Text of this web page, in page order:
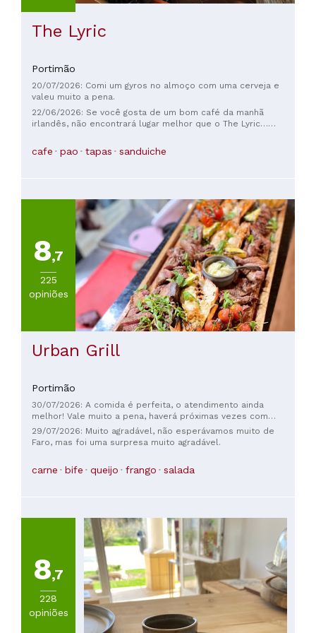
The Lyric
Portimão
20/07/2026: Comi um gyros no almoço com uma cerveja e
valeu muito a pena.
22/06/2026: Se você gosta de um bom café da manhã
irlandês, não encontrará lugar melhor que o The Lyric…
cafe pao tapas sanduiche
8,7
225
opiniões
Urban Grill
Portimão
30/07/2026: A comida é perfeita, o atendimento ainda
melhor! Vale muito a pena, haverá próximas vezes com
certeza 🙏🏼
29/07/2026: Muito agradável, não esperávamos muito de
Faro, mas foi uma surpresa muito agradável.
carne bife queijo frango salada
8,7
228
opiniões